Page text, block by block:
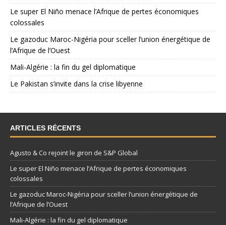
Le super El Niño menace l’Afrique de pertes économiques
colossales
Le gazoduc Maroc-Nigéria pour sceller l’union énergétique de
l’Afrique de l’Ouest
Mali-Algérie : la fin du gel diplomatique
Le Pakistan s’invite dans la crise libyenne
ARTICLES RÉCENTS
Agusto & Co rejoint le giron de S&P Global
Le super El Niño menace l’Afrique de pertes économiques
colossales
Le gazoduc Maroc-Nigéria pour sceller l’union énergétique de
l’Afrique de l’Ouest
Mali-Algérie : la fin du gel diplomatique